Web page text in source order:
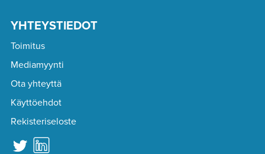
YHTEYSTIEDOT
Toimitus
Mediamyynti
Ota yhteyttä
Käyttöehdot
Rekisteriseloste